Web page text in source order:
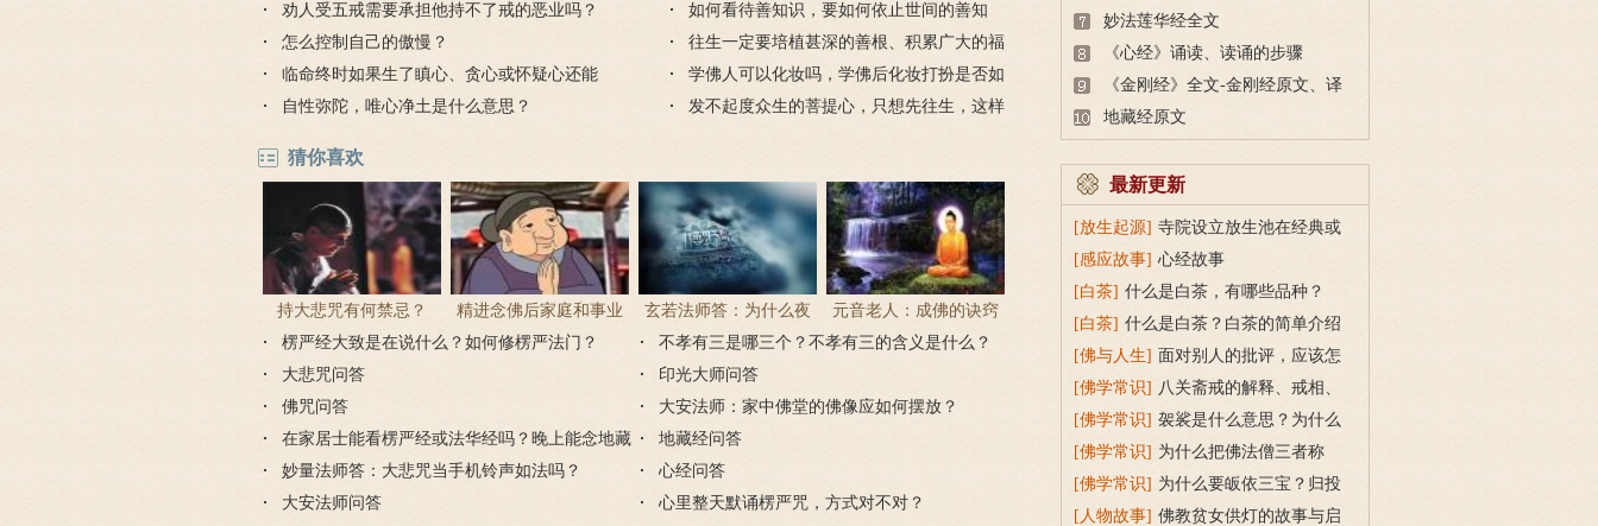
劝人受五戒需要承担他持不了戒的恶业吗？
怎么控制自己的傲慢？
临命终时如果生了瞋心、贪心或怀疑心还能
往生吗？
自性弥陀，唯心净土是什么意思？
生吗？
如何看待善知识，要如何依止世间的善知
识？
往生一定要培植甚深的善根、积累广大的福
德吗？
学佛人可以化妆吗，学佛后化妆打扮是否如
法？
发不起度众生的菩提心，只想先往生，这样
猜你喜欢
持大悲咒有何禁忌？
精进念佛后家庭和事业
为何会出现很多逆缘？
玄若法师答：为什么夜
里持大悲咒会害怕？
元音老人：成佛的诀窍
楞严经大致是在说什么？如何修楞严法门？
不孝有三是哪三个？不孝有三的含义是什么？
大悲咒问答
印光大师问答
佛咒问答
大安法师：家中佛堂的佛像应如何摆放？
在家居士能看楞严经或法华经吗？晚上能念地藏
经吗？
地藏经问答
妙量法师答：大悲咒当手机铃声如法吗？
心经问答
大安法师问答
心里整天默诵楞严咒，方式对不对？
妙法莲华经全文
《心经》诵读、读诵的步骤
《金刚经》全文-金刚经原文、译
文及释意
地藏经原文
最新更新
[放生起源] 寺院设立放生池在经典或
传统上有什么根据？
[感应故事] 心经故事
[白茶] 什么是白茶，有哪些品种？
[白茶] 什么是白茶？白茶的简单介绍
[佛与人生] 面对别人的批评，应该怎
么做？
[佛学常识] 八关斋戒的解释、戒相、
功德利益
[佛学常识] 袈裟是什么意思？为什么
叫福田衣？
[佛学常识] 为什么把佛法僧三者称
为“宝”？
[佛学常识] 为什么要皈依三宝？归投
三宝令身心安稳
[人物故事] 佛教贫女供灯的故事与启